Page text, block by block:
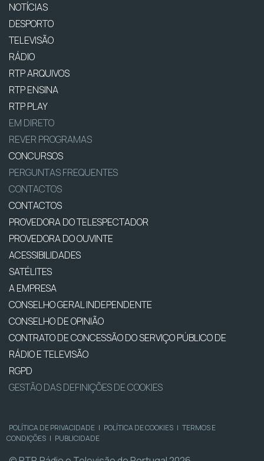
NOTÍCIAS
DESPORTO
TELEVISÃO
RÁDIO
RTP ARQUIVOS
RTP ENSINA
RTP PLAY
EM DIRETO
REVER PROGRAMAS
CONCURSOS
PERGUNTAS FREQUENTES
CONTACTOS
CONTACTOS
PROVEDORA DO TELESPECTADOR
PROVEDORA DO OUVINTE
ACESSIBILIDADES
SATÉLITES
A EMPRESA
CONSELHO GERAL INDEPENDENTE
CONSELHO DE OPINIÃO
CONTRATO DE CONCESSÃO DO SERVIÇO PÚBLICO DE
RÁDIO E TELEVISÃO
RGPD
GESTÃO DAS DEFINIÇÕES DE COOKIES
POLÍTICA DE PRIVACIDADE | POLÍTICA DE COOKIES | TERMOS E
CONDIÇÕES | PUBLICIDADE